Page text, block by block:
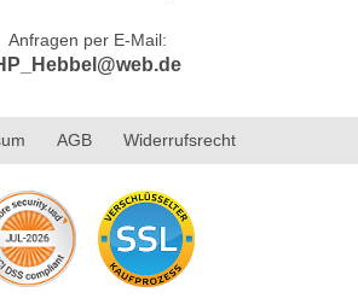
Anfragen per E-Mail:
AGB Widerrufsrecht